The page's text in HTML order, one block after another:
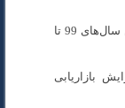
فروشنده برتر بیمه عمر شرکت بیمه کارافرین سال‌های 99 تا
بازاریابی